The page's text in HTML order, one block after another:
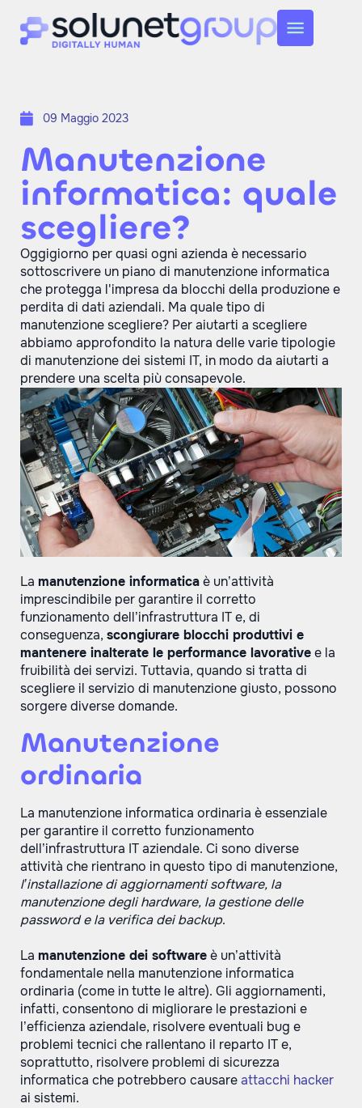
09 Maggio 2023
Manutenzione
informatica: quale
scegliere?
Oggigiorno per quasi ogni azienda è necessario
sottoscrivere un piano di manutenzione informatica
che protegga l'impresa da blocchi della produzione e
perdita di dati aziendali. Ma quale tipo di
manutenzione scegliere? Per aiutarti a scegliere
abbiamo approfondito la natura delle varie tipologie
di manutenzione dei sistemi IT, in modo da aiutarti a
prendere una scelta più consapevole.
La manutenzione informaticaè un’attività
imprescindibile per garantire il corretto
funzionamento dell’infrastruttura IT e, di
conseguenza, scongiurare blocchi produttivi e
mantenere inalterate le performance lavorativee la
fruibilità dei servizi. Tuttavia, quando si tratta di
scegliere il servizio di manutenzione giusto, possono
sorgere diverse domande.
Manutenzione
ordinaria
La manutenzione informatica ordinaria è essenziale
per garantire il corretto funzionamento
dell’infrastruttura IT aziendale. Ci sono diverse
attività che rientrano in questo tipo di manutenzione,
l’installazione di aggiornamenti software, la
manutenzione degli hardware, la gestione delle
password e la verifica dei backup.
La manutenzione dei softwareè un’attività
fondamentale nella manutenzione informatica
ordinaria (come in tutte le altre). Gli aggiornamenti,
infatti, consentono di migliorare le prestazioni e
l’efficienza aziendale, risolvere eventuali bug e
problemi tecnici che rallentano il reparto IT e,
soprattutto, risolvere problemi di sicurezza
informatica che potrebbero causareattacchi hacker
ai sistemi.